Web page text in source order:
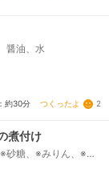
醤油、水
約30分 つくったよ 2
煮付け
砂糖、※みりん、※